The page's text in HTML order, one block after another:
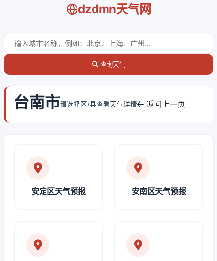
dzdmn天气网
查询天气
台南市请选择区/县查看天气详情 返回上一页
安定区天气预报 安南区天气预报